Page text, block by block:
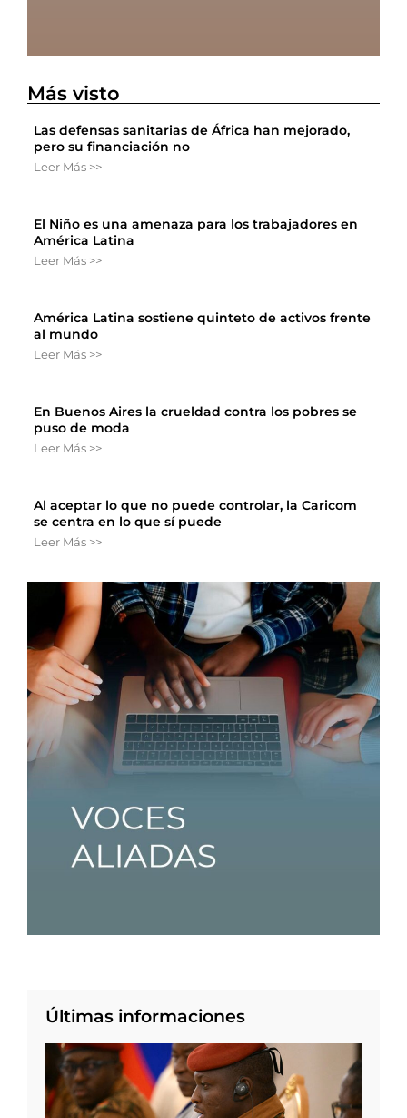
Más visto
Las defensas sanitarias de África han mejorado,
pero su financiación no
Leer Más >>
El Niño es una amenaza para los trabajadores en
América Latina
Leer Más >>
América Latina sostiene quinteto de activos frente
al mundo
Leer Más >>
En Buenos Aires la crueldad contra los pobres se
puso de moda
Leer Más >>
Al aceptar lo que no puede controlar, la Caricom
se centra en lo que sí puede
Leer Más >>
Últimas informaciones